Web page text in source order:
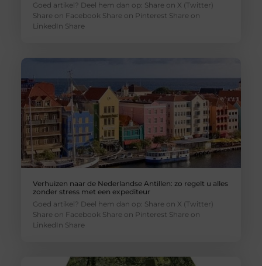
Goed artikel? Deel hem dan op: Share on X (Twitter)
Share on Facebook Share on Pinterest Share on
LinkedIn Share
Verhuizen naar de Nederlandse Antillen: zo regelt u alles
zonder stress met een expediteur
Goed artikel? Deel hem dan op: Share on X (Twitter)
Share on Facebook Share on Pinterest Share on
LinkedIn Share